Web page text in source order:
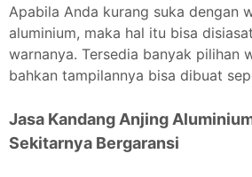
Apabila Anda kurang suka dengan
aluminium, maka hal itu bisa
warnanya. Tersedia banyak pilihan
bahkan tampilannya bisa dibuat
Jasa Kandang Anjing
Sekitarnya Bergaransi